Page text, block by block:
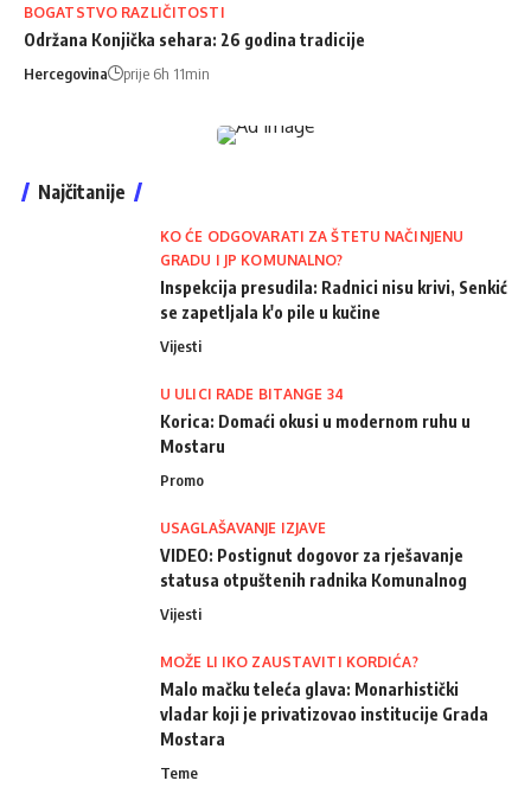
BOGATSTVO RAZLIČITOSTI
Održana Konjička sehara: 26 godina tradicije
Hercegovina prije 6h 11min
Najčitanije
KO ĆE ODGOVARATI ZA ŠTETU NAČINJENU
GRADU I JP KOMUNALNO?
Inspekcija presudila: Radnici nisu krivi, Senkić
se zapetljala k'o pile u kučine
Vijesti
U ULICI RADE BITANGE 34
Korica: Domaći okusi u modernom ruhu u
Mostaru
Promo
USAGLAŠAVANJE IZJAVE
VIDEO: Postignut dogovor za rješavanje
statusa otpuštenih radnika Komunalnog
Vijesti
MOŽE LI IKO ZAUSTAVITI KORDIĆA?
Malo mačku teleća glava: Monarhistički
vladar koji je privatizovao institucije Grada
Mostara
Teme